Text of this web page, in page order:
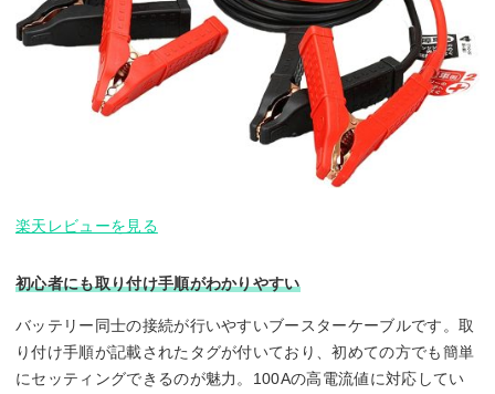
楽天レビューを見る
初心者にも取り付け手順がわかりやすい
バッテリー同士の接続が行いやすいブースターケーブルです。取
り付け手順が記載されたタグが付いており、初めての方でも簡単
にセッティングできるのが魅力。100Aの高電流値に対応してい